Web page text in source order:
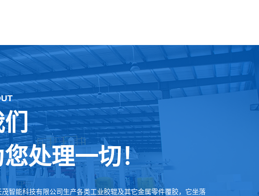
处理一切！
茂智能科技有限公司生产各类工业胶辊及其它金属零件覆胶，它坐落